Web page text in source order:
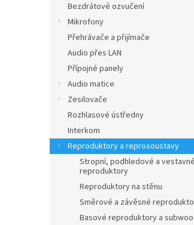
Bezdrátové ozvučení
Mikrofony
Přehrávače a přijímače
Audio přes LAN
Přípojné panely
Audio matice
Zesilovače
Rozhlasové ústředny
Interkom
Reproduktory a reprosoustavy
Stropní, podhledové a vestavné
reproduktory
Reproduktory na stěnu
Směrové a závěsné
Basové reproduktory a